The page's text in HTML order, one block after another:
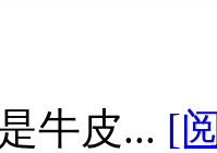
牛皮... [